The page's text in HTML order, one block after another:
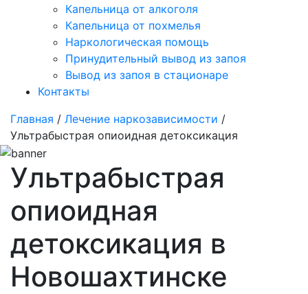
Капельница от алкоголя
Капельница от похмелья
Наркологическая помощь
Принудительный вывод из запоя
Вывод из запоя в стационаре
Контакты
Главная / Лечение наркозависимости /
Ультрабыстрая опиоидная детоксикация
Ультрабыстрая
опиоидная
детоксикация в
Новошахтинске